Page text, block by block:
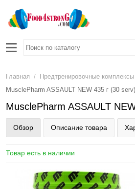
Главная / Предтренировочные комплексы
MusclePharm ASSAULT NEW 435 г (30 serv)
MusclePharm ASSAULT
Обзор Описание товара
Товар есть в наличии